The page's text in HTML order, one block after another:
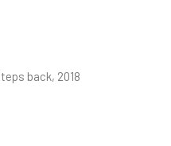
back, 2018